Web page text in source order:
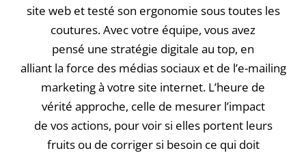
site web et testé son ergonomie sous toutes les
coutures. Avec votre équipe, vous avez
pensé une stratégie digitale au top, en
alliant la force des médias sociaux et de l’e-mailing
marketing à votre site internet. L’heure de
vérité approche, celle de mesurer l’impact
de vos actions, pour voir si elles portent leurs
fruits ou de corriger si besoin ce qui doit